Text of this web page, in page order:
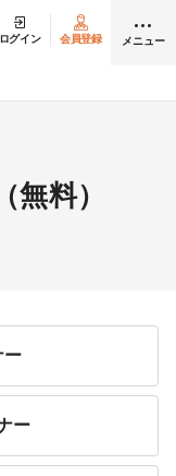
ログイン 会員登録 メニュー
無料）
ー
ー